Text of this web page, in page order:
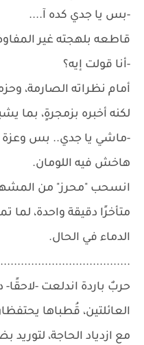
-بس يا جدي كده آ....
قاطعه بلهجته غير
-أنا قولت إيه؟
أمام نظراته الصارمة،
لكنه أخبره بزمجرةٍ، بما
-ماشي يا جدي.. بس وعزة
هاخش فيه اللومان.
انسحب "محرز" من
متأخرًا دقيقة واحدة،
الدماء في الحال.
حربٌ باردة اندلعت -
العائلتين، قُطباها
مع ازدياد الحاجة،